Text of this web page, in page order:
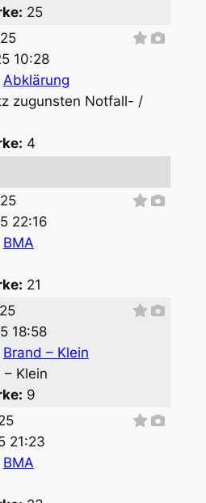
25
10:28
Abklärung
zugunsten Notfall- /
4
22:16
BMA
21
18:58
Brand – Klein
– Klein
9
21:23
BMA